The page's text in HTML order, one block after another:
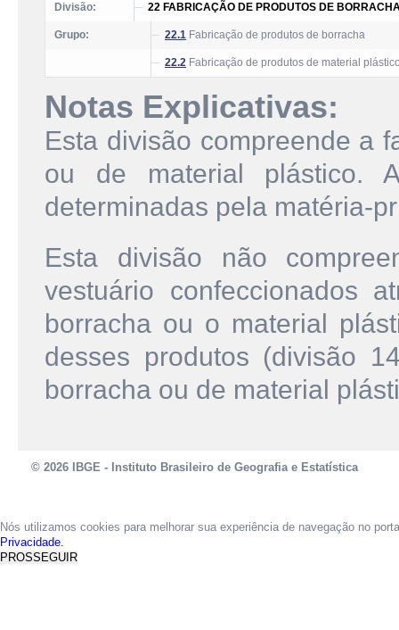
Divisão: 22 FABRICAÇÃO DE PRODUTOS DE
Grupo: 22.1 Fabricação de produtos de borracha
22.2 Fabricação de produtos de material
Notas Explicativas:
Esta divisão compreende a
ou de material plástico.
determinadas pela matéria-
Esta divisão não
vestuário confeccionados
borracha ou o material
desses produtos (divisão
borracha ou de material
© 2026 IBGE - Instituto Brasileiro de Geografia e Estatística
Nós utilizamos cookies para melhorar sua experiência de navegação no
Privacidade.
PROSSEGUIR